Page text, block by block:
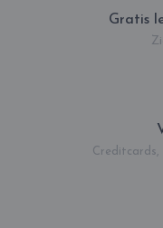
Gratis
Creditcards,